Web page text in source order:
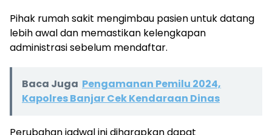
Pihak rumah sakit mengimbau pasien untuk datang
lebih awal dan memastikan kelengkapan
administrasi sebelum mendaftar.
Baca Juga Pengamanan Pemilu 2024,
Kapolres Banjar Cek Kendaraan Dinas